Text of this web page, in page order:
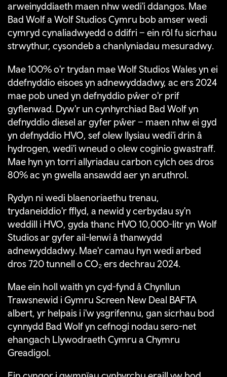
arweinyddiaeth maen nhw wedi'i ddangos. Mae
Bad Wolf a Wolf Studios Cymru bob amser wedi
cymryd cynaliadwyedd o ddifri – ein rôl fu sicrhau
strwythur, cysondeb a chanlyniadau mesuradwy.
Mae 100% o'r trydan mae Wolf Studios Wales yn ei
ddefnyddio eisoes yn adnewyddadwy, ac ers 2024
mae pob uned yn defnyddio pŵer o'r prif
gyflenwad. Dyw'r un cynhyrchiad Bad Wolf yn
defnyddio diesel ar gyfer pŵer – maen nhw ei gyd
yn defnyddio HVO, sef olew llysiau wedi'i drin â
hydrogen, wedi'i wneud o olew coginio gwastraff.
Mae hyn yn torri allyriadau carbon cylch oes dros
80% ac yn gwella ansawdd aer yn aruthrol.
Rydyn ni wedi blaenoriaethu trenau,
trydaneiddio'r fflyd, a newid y cerbydau sy'n
weddill i HVO, gyda thanc HVO 10,000-litr yn Wolf
Studios ar gyfer ail-lenwi â thanwydd
adnewyddadwy. Mae'r camau hyn wedi arbed
dros 720 tunnell o CO₂ ers dechrau 2024.
Mae ein holl waith yn cyd-fynd â Chynllun
Trawsnewid i Gymru Screen New Deal BAFTA
albert, yr helpais i i'w ysgrifennu, gan sicrhau bod
cynnydd Bad Wolf yn cefnogi nodau sero-net
ehangach Llywodraeth Cymru a Chymru
Greadigol.